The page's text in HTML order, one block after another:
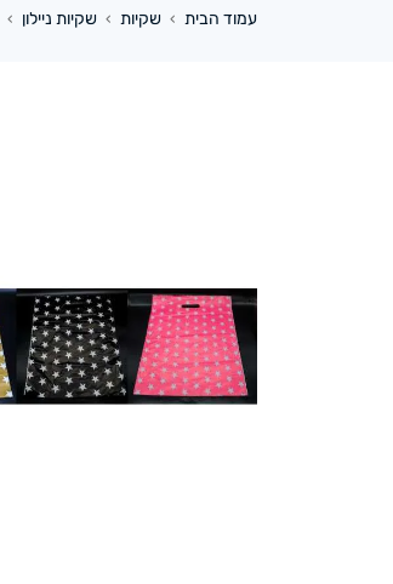
עמוד הבית › שקיות › שקיות ניילון ›